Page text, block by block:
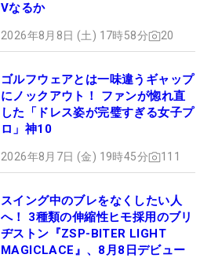
Vなるか
2026年8月8日 (土) 17時58分 20
ゴルフウェアとは一味違うギャップ
にノックアウト！ ファンが惚れ直
した「ドレス姿が完璧すぎる女子プ
ロ」神10
2026年8月7日 (金) 19時45分 111
スイング中のブレをなくしたい人
へ！ 3種類の伸縮性ヒモ採用のブリ
ヂストン『ZSP-BITER LIGHT
MAGICLACE』、8月8日デビュー